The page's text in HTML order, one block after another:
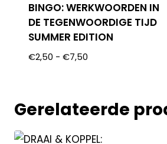
BINGO: WERKWOORDEN IN
DE TEGENWOORDIGE TIJD
SUMMER EDITION
€2,50 - €7,50
Gerelateerde